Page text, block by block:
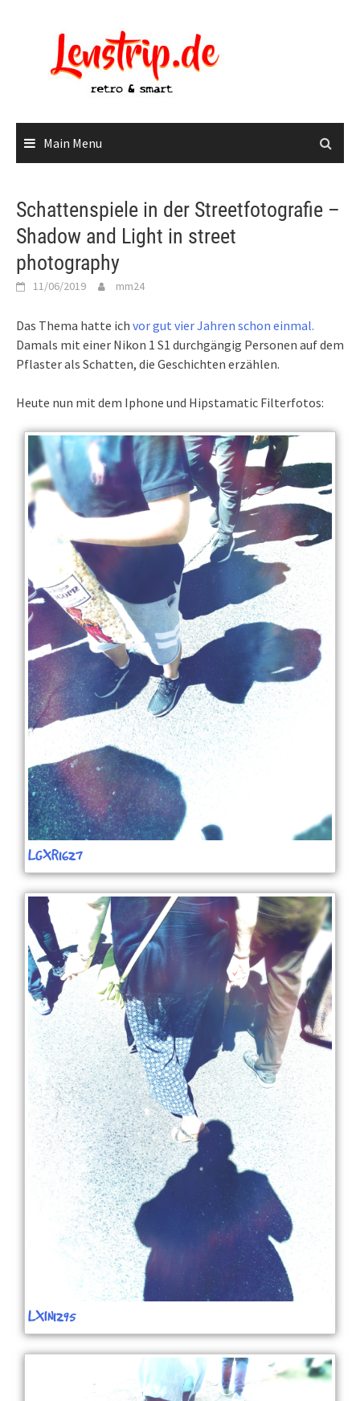
Main Menu
Schattenspiele in der Streetfotografie –
Shadow and Light in street
photography
11/06/2019 mm24
Das Thema hatte ich vor gut vier Jahren schon einmal.
Damals mit einer Nikon 1 S1 durchgängig Personen auf dem
Pflaster als Schatten, die Geschichten erzählen.
Heute nun mit dem Iphone und Hipstamatic Filterfotos:
LGXR1627
LXIN1295